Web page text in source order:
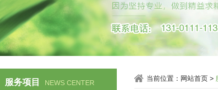
服务项目 NEWS CENTER
当前位置： 网站首页 >